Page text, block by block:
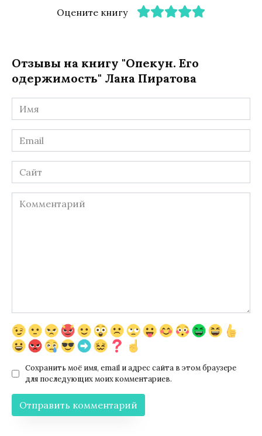
Оцените книгу
Отзывы на книгу "Опекун. Его
одержимость" Лана Пиратова
Имя
*
Email
*
Сайт
Комментарий
Сохранить моё имя, email и адрес сайта в этом браузере
для последующих моих комментариев.